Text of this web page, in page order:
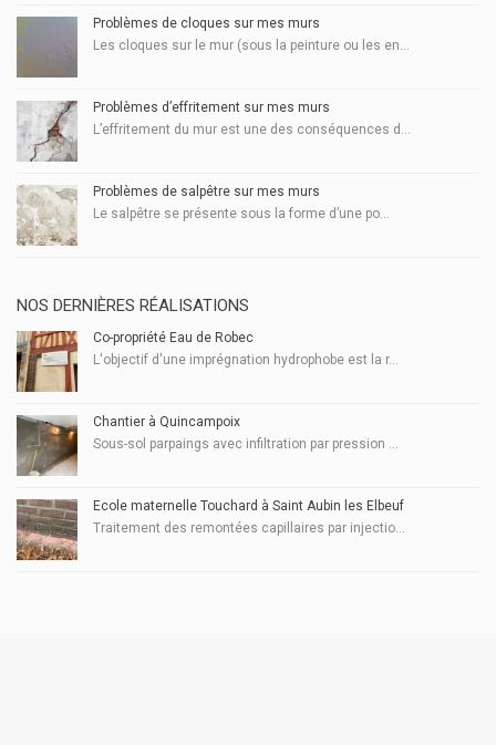
Problèmes de cloques sur mes murs
Les cloques sur le mur (sous la peinture ou les en...
Problèmes d’effritement sur mes murs
L’effritement du mur est une des conséquences d...
Problèmes de salpêtre sur mes murs
Le salpêtre se présente sous la forme d’une po...
NOS DERNIÈRES RÉALISATIONS
Co-propriété Eau de Robec
L'objectif d'une imprégnation hydrophobe est la r...
Chantier à Quincampoix
Sous-sol parpaings avec infiltration par pression ...
École maternelle Touchard à Saint Aubin les Elbeuf
Traitement des remontées capillaires par injectio...